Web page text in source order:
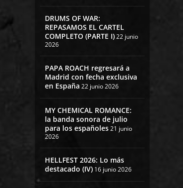
DRUMS OF WAR:
REPASAMOS EL CARTEL
COMPLETO (PARTE I)22 junio
2026
PAPA ROACH regresará a
Madrid con fecha exclusiva
en España 22 junio 2026
MY CHEMICAL ROMANCE:
la banda sonora de julio
para los españoles21 junio
2026
HELLFEST 2026: Lo más
destacado (IV) 16 junio 2026